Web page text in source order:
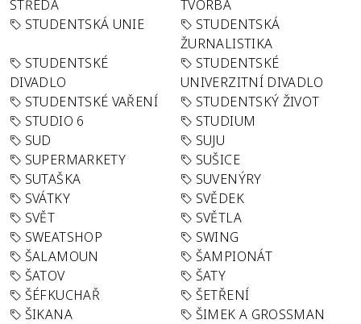
STŘEDA
TVORBA
STUDENTSKÁ UNIE
STUDENTSKÁ
ŽURNALISTIKA
STUDENTSKÉ
DIVADLO
STUDENTSKÉ
UNIVERZITNÍ DIVADLO
STUDENTSKÉ VAŘENÍ
STUDENTSKÝ ŽIVOT
STUDIO 6
STUDIUM
SUD
SUJU
SUPERMARKETY
SUŠICE
SUTAŠKA
SUVENÝRY
SVÁTKY
SVĚDEK
SVĚT
SVĚTLA
SWEATSHOP
SWING
ŠALAMOUN
ŠAMPIONÁT
ŠATOV
ŠATY
ŠÉFKUCHAŘ
ŠETŘENÍ
ŠIKANA
ŠIMEK A GROSSMAN